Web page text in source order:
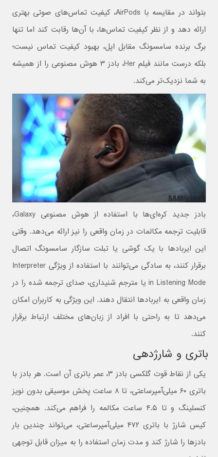
بتواند در مقایسه با AirPods، کیفیت تماس‌های صوتی بهتری
ارائه دهد و از نظر کیفیت تماس‌ها، با آن‌ها رقابت کند اما تنها
برگ برنده سامسونگ مقابل اپل، بهبود کیفیت تماس نیست؛
بلکه درست مانند فیلم Her، بادز ۳ هوش مصنوعی را از همیشه
به شما نزدیک‌تر می‌کند.
بادز جدید کره‌ای‌ها با استفاده از هوش مصنوعی Galaxy،
قابلیت ترجمه مکالمات در زمان واقعی را نیز ارائه می‌دهد. وقتی
این ایربادها با یک گوشی یا تبلت سازگار سامسونگ اتصال
برقرار کنند، به سادگی می‌‎توانند با استفاده از ویژگی Interpreter
in Listening Mode یا مترجم شنیداری، صدای ترجمه شده را در
زمان واقعی به ایربادها انتقال دهند. این ویژگی به کاربران امکان
می‌دهد تا به راحتی با افراد از زبان‌های مختلف ارتباط برقرار
کنند.
باتری و شارژدهی
یکی از نقاط قوت گلکسی بادز ۳، عمر باتری آن است. هر بادز با
باتری ۶۰ میلی‌آمپرساعتی، تا ۸ ساعت پخش موسیقی بدون نویز
کنسلینگ و تا ۴.۵ ساعت مکالمه را فراهم می‌کند. همچنین،
کیس شارژ با باتری ۴۷۲ میلی‌آمپرساعتی، می‌تواند چندین بار
بادزها را شارژ کند و مدت زمان استفاده را به میزان قابل توجهی